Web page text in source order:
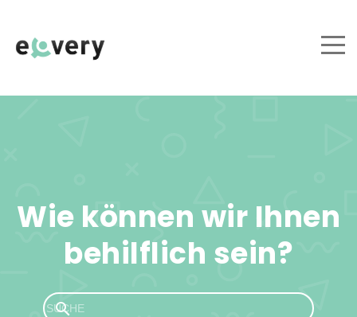
Wie können wir Ihnen
behilflich sein?